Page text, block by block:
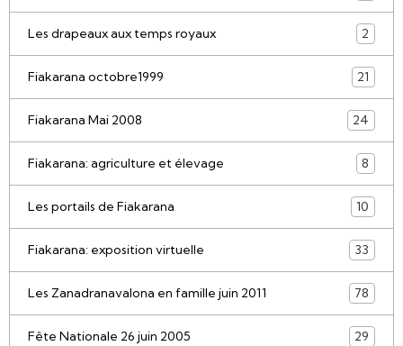
Les drapeaux aux temps royaux 2
Fiakarana octobre1999 21
Fiakarana Mai 2008 24
Fiakarana: agriculture et élevage 8
Les portails de Fiakarana 10
Fiakarana: exposition virtuelle 33
Les Zanadranavalona en famille juin 2011 78
Fête Nationale 26 juin 2005 29